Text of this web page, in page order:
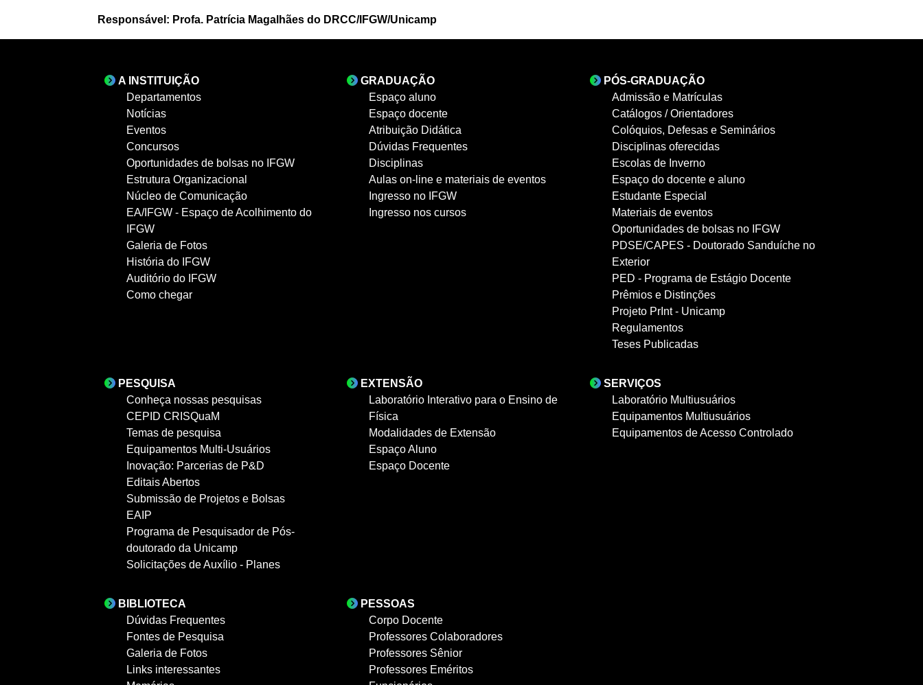
Responsável: Profa. Patrícia Magalhães do DRCC/IFGW/Unicamp
A INSTITUIÇÃO
Departamentos
Notícias
Eventos
Concursos
Oportunidades de bolsas no IFGW
Estrutura Organizacional
Núcleo de Comunicação
EA/IFGW - Espaço de Acolhimento do
IFGW
Galeria de Fotos
História do IFGW
Auditório do IFGW
Como chegar
GRADUAÇÃO
Espaço aluno
Espaço docente
Atribuição Didática
Dúvidas Frequentes
Disciplinas
Aulas on-line e materiais de eventos
Ingresso no IFGW
Ingresso nos cursos
PÓS-GRADUAÇÃO
Admissão e Matrículas
Catálogos / Orientadores
Colóquios, Defesas e Seminários
Disciplinas oferecidas
Escolas de Inverno
Espaço do docente e aluno
Estudante Especial
Materiais de eventos
Oportunidades de bolsas no IFGW
PDSE/CAPES - Doutorado Sanduíche no
Exterior
PED - Programa de Estágio Docente
Prêmios e Distinções
Projeto PrInt - Unicamp
Regulamentos
Teses Publicadas
PESQUISA
Conheça nossas pesquisas
CEPID CRISQuaM
Temas de pesquisa
Equipamentos Multi-Usuários
Inovação: Parcerias de P&D
Editais Abertos
Submissão de Projetos e Bolsas
EAIP
Programa de Pesquisador de Pós-
doutorado da Unicamp
Solicitações de Auxílio - Planes
EXTENSÃO
Laboratório Interativo para o Ensino de
Física
Modalidades de Extensão
Espaço Aluno
Espaço Docente
SERVIÇOS
Laboratório Multiusuários
Equipamentos Multiusuários
Equipamentos de Acesso Controlado
BIBLIOTECA
Dúvidas Frequentes
Fontes de Pesquisa
Galeria de Fotos
Links interessantes
PESSOAS
Corpo Docente
Professores Colaboradores
Professores Sênior
Professores Eméritos